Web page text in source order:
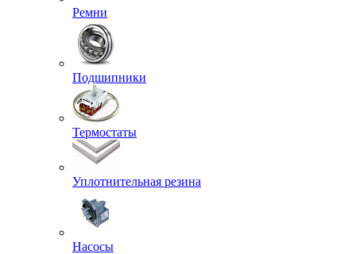
Ремни
Подшипники
Термостаты
Уплотнительная резина
Насосы